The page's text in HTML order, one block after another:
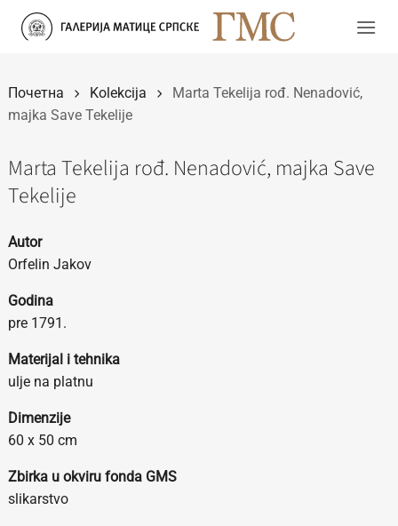
Прескочи
Почетна Kolekcija
Marta Tekelija rođ. Nenadović,
majka Save Tekelije
Marta Tekelija rođ. Nenadović, majka Save
Tekelije
Autor
Orfelin Jakov
Godina
pre 1791.
Materijal i tehnika
ulje na platnu
Dimenzije
60 x 50 cm
Zbirka u okviru fonda GMS
slikarstvo